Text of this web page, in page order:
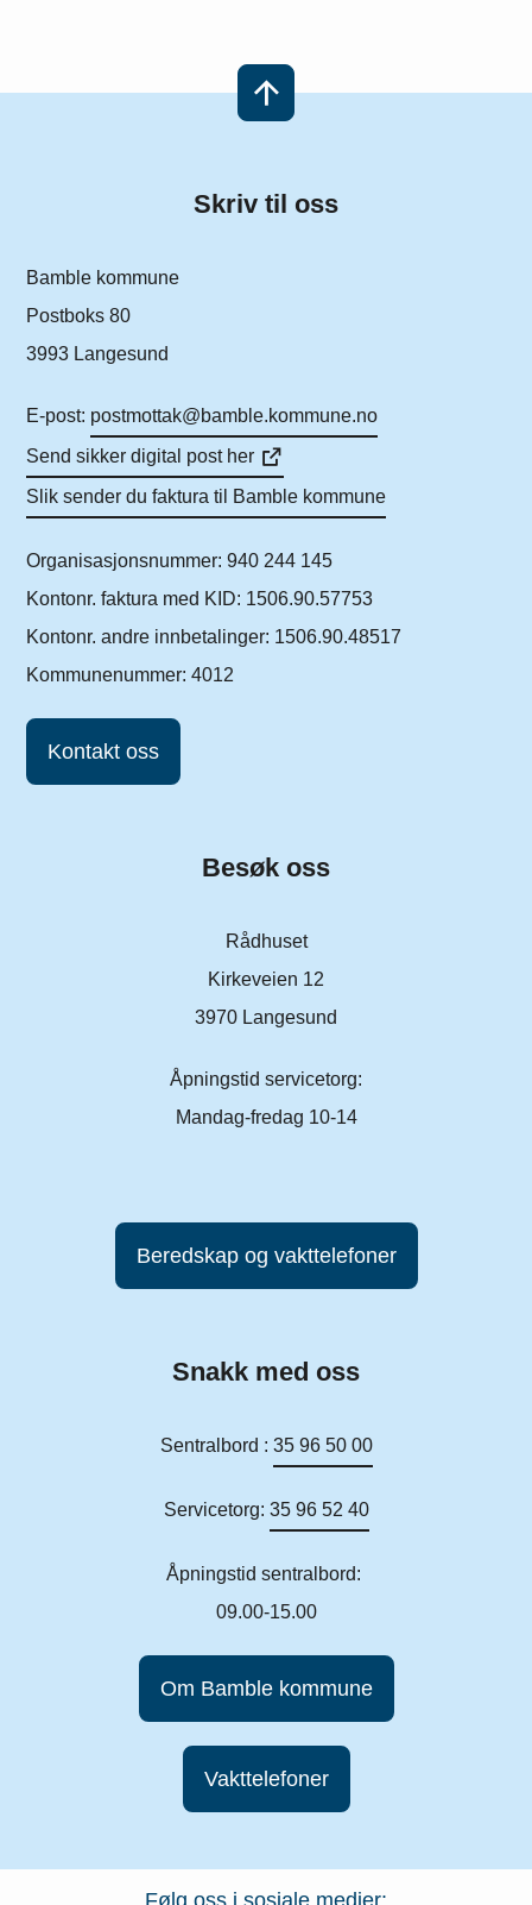
Skriv til oss
Bamble kommune
Postboks 80
3993 Langesund
E-post: postmottak@bamble.kommune.no
Send sikker digital post her
Slik sender du faktura til Bamble kommune
Organisasjonsnummer: 940 244 145
Kontonr. faktura med KID: 1506.90.57753
Kontonr. andre innbetalinger: 1506.90.48517
Kommunenummer: 4012
Kontakt oss
Besøk oss
Rådhuset
Kirkeveien 12
3970 Langesund
Åpningstid servicetorg:
Mandag-fredag 10-14
Beredskap og vakttelefoner
Snakk med oss
Sentralbord : 35 96 50 00
Servicetorg: 35 96 52 40
Åpningstid sentralbord:
09.00-15.00
Om Bamble kommune
Vakttelefoner
Følg oss i sosiale medier: